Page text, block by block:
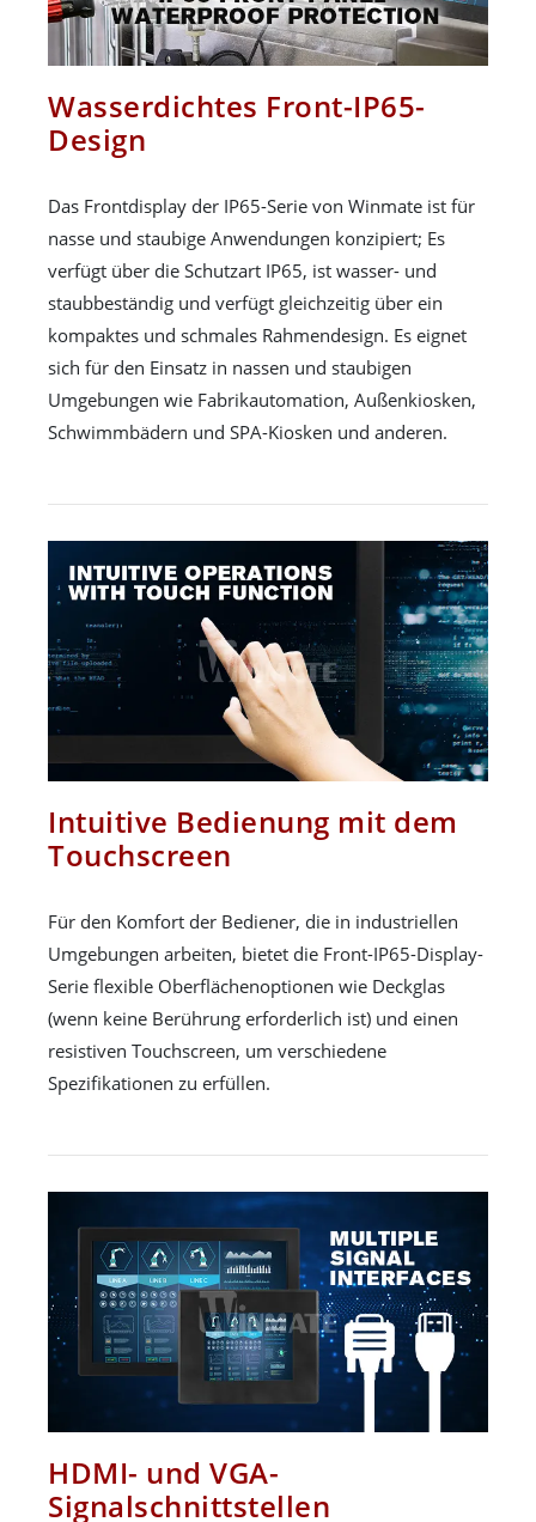
Wasserdichtes Front-IP65-
Design
Das Frontdisplay der IP65-Serie von Winmate ist für
nasse und staubige Anwendungen konzipiert; Es
verfügt über die Schutzart IP65, ist wasser- und
staubbeständig und verfügt gleichzeitig über ein
kompaktes und schmales Rahmendesign. Es eignet
sich für den Einsatz in nassen und staubigen
Umgebungen wie Fabrikautomation, Außenkiosken,
Schwimmbädern und SPA-Kiosken und anderen.
Intuitive Bedienung mit dem
Touchscreen
Für den Komfort der Bediener, die in industriellen
Umgebungen arbeiten, bietet die Front-IP65-Display-
Serie flexible Oberflächenoptionen wie Deckglas
(wenn keine Berührung erforderlich ist) und einen
resistiven Touchscreen, um verschiedene
Spezifikationen zu erfüllen.
HDMI- und VGA-
Signalschnittstellen